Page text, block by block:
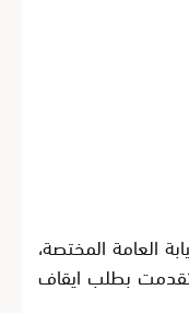
العامة المختصة،
بطلب ايقاف